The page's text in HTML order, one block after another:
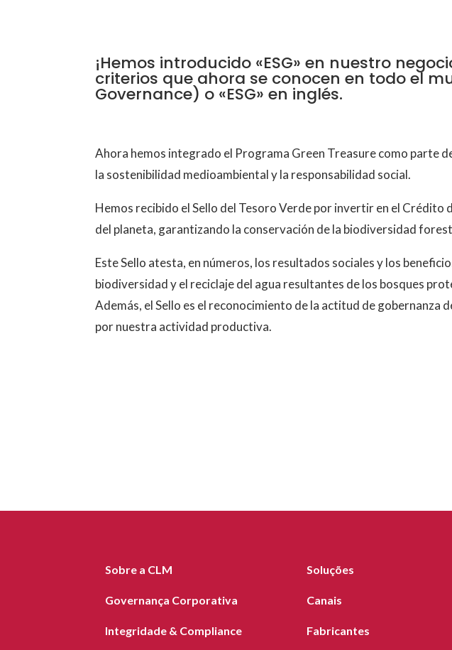
¡Hemos introducido «ESG» en nuestro
criterios que ahora se conocen en todo el
Governance) o «ESG» en inglés.
Ahora hemos integrado el Programa Green Treasure como parte
la sostenibilidad medioambiental y la responsabilidad social.
Hemos recibido el Sello del Tesoro Verde por invertir en el
del planeta, garantizando la conservación de la biodiversidad
Este Sello atesta, en números, los resultados sociales y los
biodiversidad y el reciclaje del agua resultantes de los bosques
Además, el Sello es el reconocimiento de la actitud de
por nuestra actividad productiva.
Sobre a CLM
Governança Corporativa
Integridade & Compliance
Soluções
Canais
Fabricantes